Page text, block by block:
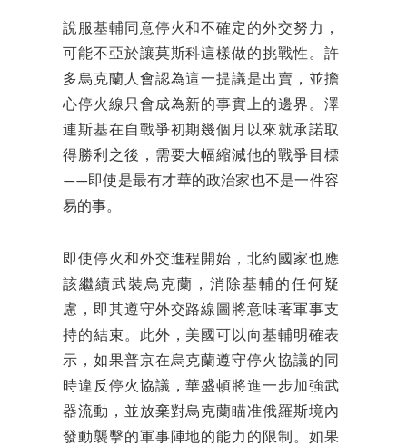
說服基輔同意停火和不確定的外交努力，
可能不亞於讓莫斯科這樣做的挑戰性。許
多烏克蘭人會認為這一提議是出賣，並擔
心停火線只會成為新的事實上的邊界。澤
連斯基在自戰爭初期幾個月以來就承諾取
得勝利之後，需要大幅縮減他的戰爭目標
——即使是最有才華的政治家也不是一件容
易的事。
即使停火和外交進程開始，北約國家也應
該繼續武裝烏克蘭，消除基輔的任何疑
慮，即其遵守外交路線圖將意味著軍事支
持的結束。此外，美國可以向基輔明確表
示，如果普京在烏克蘭遵守停火協議的同
時違反停火協議，華盛頓將進一步加強武
器流動，並放棄對烏克蘭瞄准俄羅斯境內
發動襲擊的軍事陣地的能力的限制。如果